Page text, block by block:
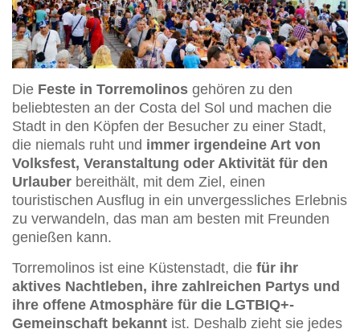
Die Feste in Torremolinos gehören zu den
beliebtesten an der Costa del Sol und machen die
Stadt in den Köpfen der Besucher zu einer Stadt,
die niemals ruht und immer irgendeine Art von
Volksfest, Veranstaltung oder Aktivität für den
Urlauber bereithält, mit dem Ziel, einen
touristischen Ausflug in ein unvergessliches Erlebnis
zu verwandeln, das man am besten mit Freunden
genießen kann.
Torremolinos ist eine Küstenstadt, die für ihr
aktives Nachtleben, ihre zahlreichen Partys und
ihre offene Atmosphäre für die LGTBIQ+-
Gemeinschaft bekannt ist. Deshalb zieht sie jedes